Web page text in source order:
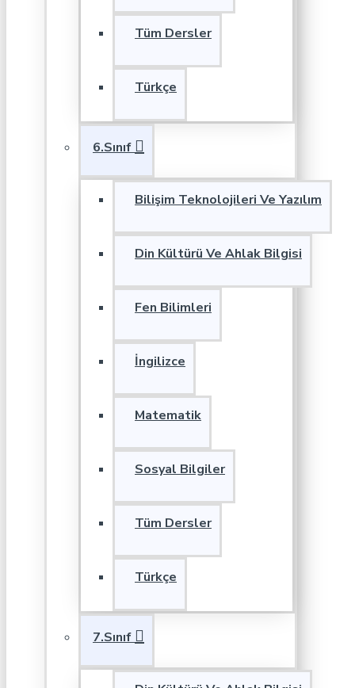
Tüm Dersler
Türkçe
6.Sınıf
Bilişim Teknolojileri Ve Yazılım
Din Kültürü Ve Ahlak Bilgisi
Fen Bilimleri
İngilizce
Matematik
Sosyal Bilgiler
Tüm Dersler
Türkçe
7.Sınıf